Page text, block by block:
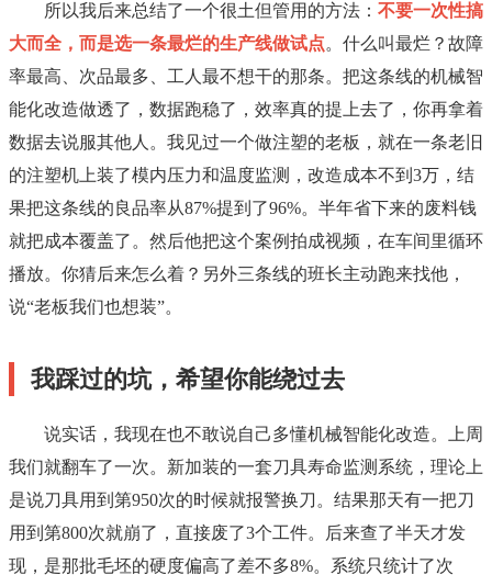
所以我后来总结了一个很土但管用的方法： 不要一次性搞
大而全，而是选一条最烂的生产线做试点。什么叫最烂？故障
率最高、次品最多、工人最不想干的那条。把这条线的机械智
能化改造做透了，数据跑稳了，效率真的提上去了，你再拿着
数据去说服其他人。我见过一个做注塑的老板，就在一条老旧
的注塑机上装了模内压力和温度监测，改造成本不到3万，结
果把这条线的良品率从87%提到了96%。半年省下来的废料钱
就把成本覆盖了。然后他把这个案例拍成视频，在车间里循环
播放。你猜后来怎么着？另外三条线的班长主动跑来找他，
说“老板我们也想装”。
我踩过的坑，希望你能绕过去
说实话，我现在也不敢说自己多懂机械智能化改造。上周
我们就翻车了一次。新加装的一套刀具寿命监测系统，理论上
是说刀具用到第950次的时候就报警换刀。结果那天有一把刀
用到第800次就崩了，直接废了3个工件。后来查了半天才发
现，是那批毛坯的硬度偏高了差不多8%。系统只统计了次